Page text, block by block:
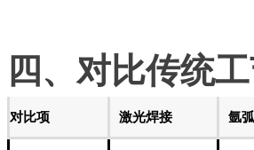
四、对比传统
对比项 激光焊接 氩